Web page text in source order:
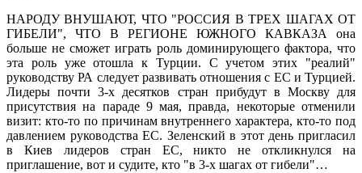
НАРОДУ ВНУШАЮТ, ЧТО "РОССИЯ В ТРЕХ ШАГАХ ОТ
ГИБЕЛИ", ЧТО В РЕГИОНЕ ЮЖНОГО КАВКАЗА она
больше не сможет играть роль доминирующего фактора, что
эта роль уже отошла к Турции. С учетом этих "реалий"
руководству РА следует развивать отношения с ЕС и Турцией.
Лидеры почти 3-х десятков стран прибудут в Москву для
присутствия на параде 9 мая, правда, некоторые отменили
визит: кто-то по причинам внутреннего характера, кто-то под
давлением руководства ЕС. Зеленский в этот день пригласил
в Киев лидеров стран ЕС, никто не откликнулся на
приглашение, вот и судите, кто "в 3-х шагах от гибели"…